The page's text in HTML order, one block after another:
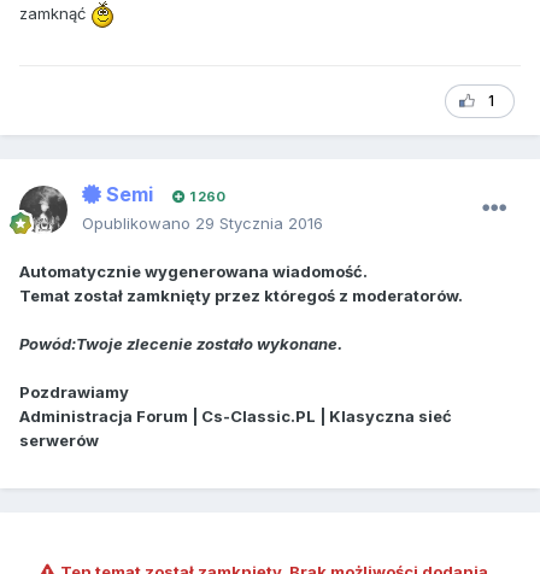
zamknąć
1
Semi 1 260
Opublikowano 29 Stycznia 2016
Automatycznie wygenerowana wiadomość.
Temat został zamknięty przez któregoś z moderatorów.
Powód:Twoje zlecenie zostało wykonane.
Pozdrawiamy
Administracja Forum | Cs-Classic.PL | Klasyczna sieć
serwerów